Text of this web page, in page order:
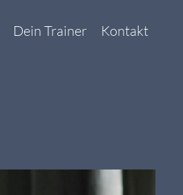
Dein Trainer Kontakt